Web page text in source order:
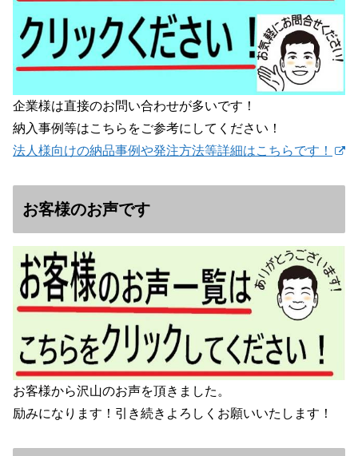
企業様は直接のお問い合わせが多いです！
納入事例等はこちらをご参考にしてください！
法人様向けの納品事例や発注方法等詳細はこちらです！
お客様のお声です
お客様から沢山のお声を頂きました。
励みになります！引き続きよろしくお願いいたします！